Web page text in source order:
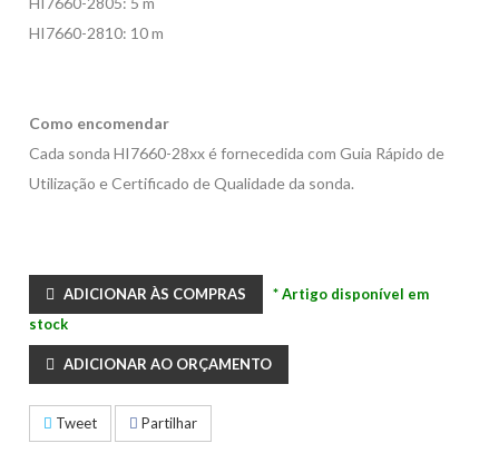
HI7660-2810: 10 m
Como encomendar
Cada sonda HI7660-28xx é fornecedida com Guia Rápido de
Utilização e Certificado de Qualidade da sonda.
ADICIONAR ÀS COMPRAS
* Artigo disponível em
stock
ADICIONAR AO ORÇAMENTO
Tweet Partilhar